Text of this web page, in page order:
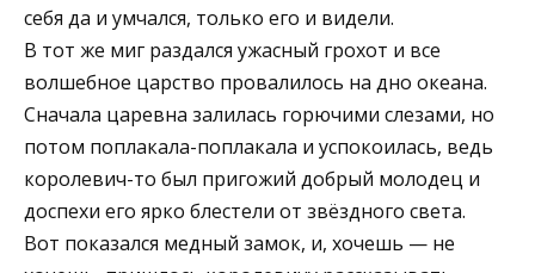
себя да и умчался, только его и видели.
В тот же миг раздался ужасный грохот и все
волшебное царство провалилось на дно океана.
Сначала царевна залилась горючими слезами, но
потом поплакала-поплакала и успокоилась, ведь
королевич-то был пригожий добрый молодец и
доспехи его ярко блестели от звёздного света.
Вот показался медный замок, и, хочешь — не